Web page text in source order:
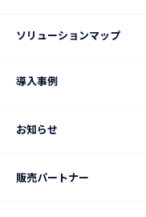
XC-Gate.V3
機能
ソリューションマップ
ソリューションマップ
導入事例
お知らせ
販売パートナー